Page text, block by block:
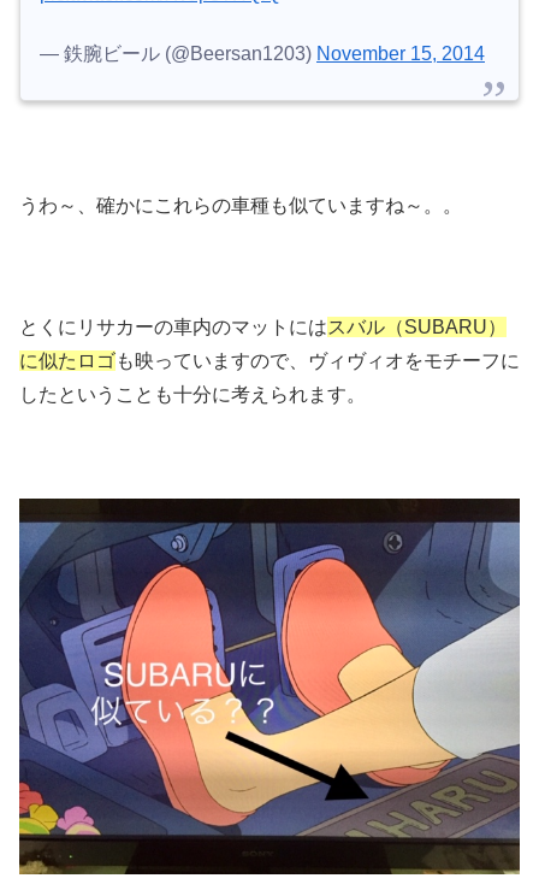
— 鉄腕ビール (@Beersan1203) November 15, 2014
うわ～、確かにこれらの車種も似ていますね～。。
とくにリサカーの車内のマットにはスバル（SUBARU）
に似たロゴも映っていますので、ヴィヴィオをモチーフに
したということも十分に考えられます。